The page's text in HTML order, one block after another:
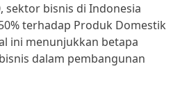
sektor bisnis di Indonesia
terhadap Produk Domestik
ini menunjukkan betapa
dalam pembangunan